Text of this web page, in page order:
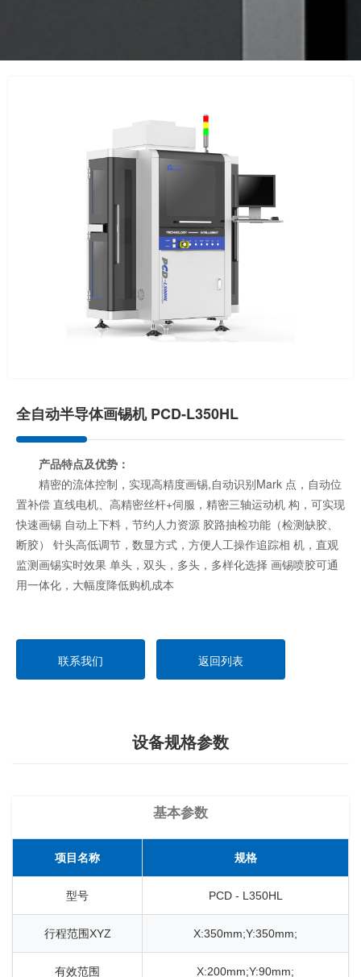
全自动半导体画锡机 PCD-L350HL
产品特点及优势：
精密的流体控制，实现高精度画锡,自动识别Mark 点，自动位
置补偿 直线电机、高精密丝杆+伺服，精密三轴运动机 构，可实现
快速画锡 自动上下料，节约人力资源 胶路抽检功能（检测缺胶、
断胶） 针头高低调节，数显方式，方便人工操作追踪相 机，直观
监测画锡实时效果 单头，双头，多头，多样化选择 画锡喷胶可通
用一体化，大幅度降低购机成本
联系我们 返回列表
设备规格参数
基本参数
项目名称 规格
型号 PCD - L350HL
行程范围XYZ X:350mm;Y:350mm;
有效范围 X:200mm;Y:90mm;